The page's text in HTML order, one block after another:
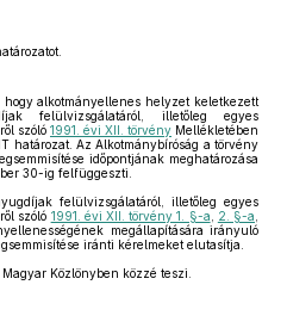
alkotmányellenes helyzet keletkezett
felülvizsgálatáról, illetőleg egyes
szóló 1991. évi XII. törvény Mellékletében
határozat. Az Alkotmánybíróság a törvény
időpontjának meghatározása
30-ig felfüggeszti.
felülvizsgálatáról, illetőleg egyes
szóló 1991. évi XII. törvény 1. §-a 2. §-a
megállapítására irányuló
iránti kérelmeket elutasítja.
Közlönyben közzé teszi.